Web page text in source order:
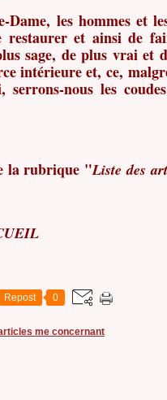
les hommes et
restaurer et ainsi de
sage, de plus vrai et
intérieure et, ce,
serrons-nous les
la rubrique "Liste des
Repost 0
me concernant